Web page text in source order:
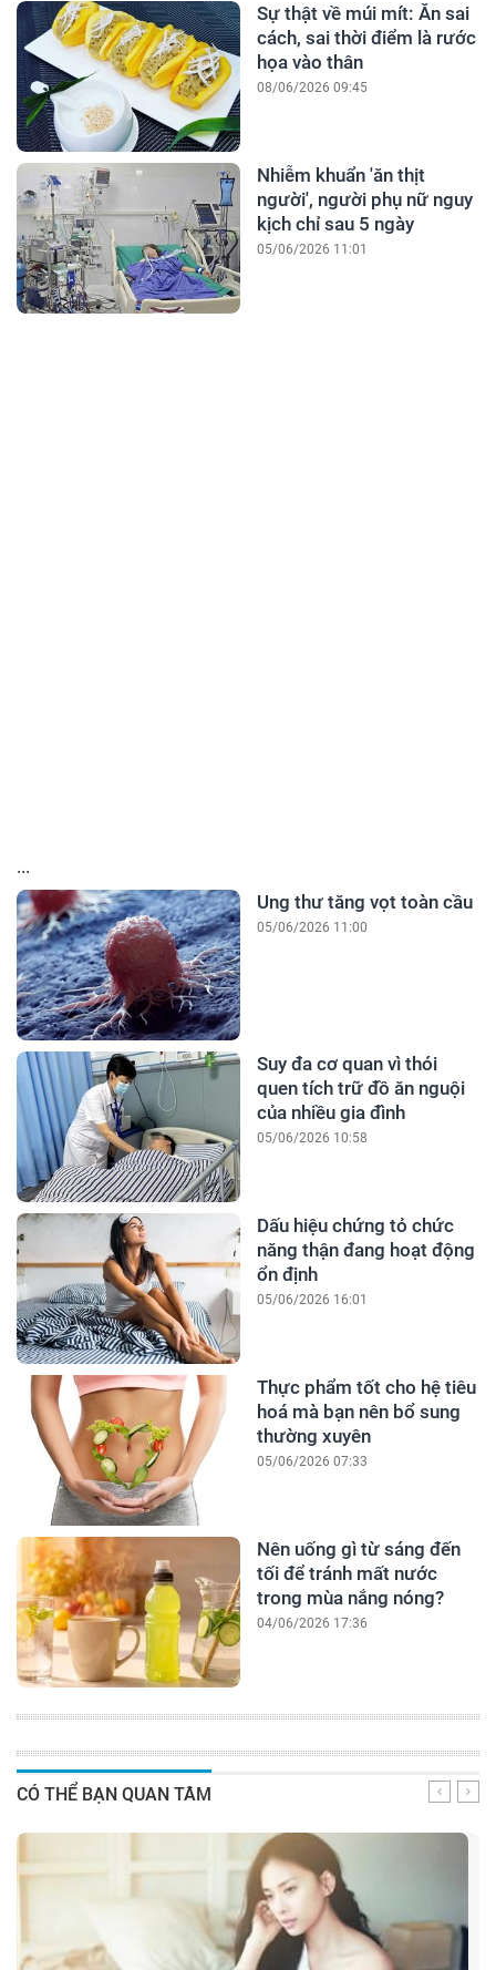
Sự thật về múi mít: Ăn sai
cách, sai thời điểm là rước
họa vào thân
08/06/2026 09:45
Nhiễm khuẩn 'ăn thịt
người', người phụ nữ nguy
kịch chỉ sau 5 ngày
05/06/2026 11:01
...
Ung thư tăng vọt toàn cầu
05/06/2026 11:00
Suy đa cơ quan vì thói
quen tích trữ đồ ăn nguội
của nhiều gia đình
05/06/2026 10:58
Dấu hiệu chứng tỏ chức
năng thận đang hoạt động
ổn định
05/06/2026 16:01
Thực phẩm tốt cho hệ tiêu
hoá mà bạn nên bổ sung
thường xuyên
05/06/2026 07:33
Nên uống gì từ sáng đến
tối để tránh mất nước
trong mùa nắng nóng?
04/06/2026 17:36
CÓ THỂ BẠN QUAN TÂM